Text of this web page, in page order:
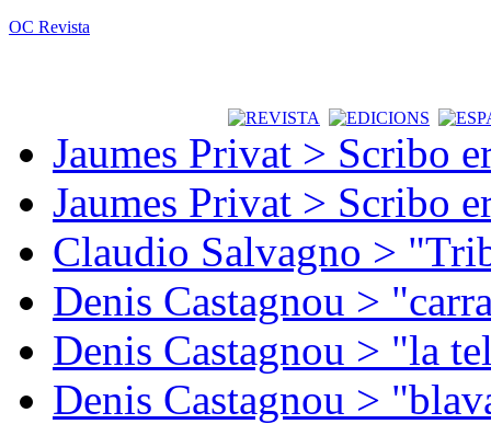
OC Revista
Jaumes Privat > Scribo
Jaumes Privat > Scribo
Claudio Salvagno >
Denis Castagnou >
Denis Castagnou > "la
Denis Castagnou >